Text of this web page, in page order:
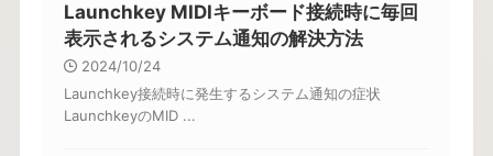
Launchkey MIDIキーボード接続時に毎回
表示されるシステム通知の解決方法
2024/10/24
Launchkey接続時に発生するシステム通知の症状
LaunchkeyのMID ...